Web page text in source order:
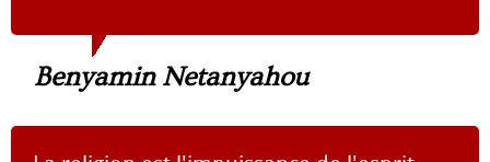
Benyamin Netanyahou